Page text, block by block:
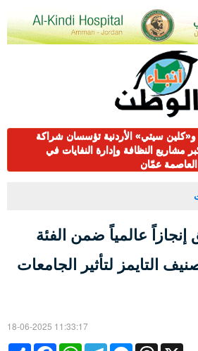
و«كلين سيتي» الأردنية تؤسسان شراكة
مشاريع النظافة وإدارة النفايات في
العاصمة عمّان
إنجازاً عالمياً ضمن الفئة
في تصنيف التايمز لتأثير الجامعات
18-06-2025 11:33:17